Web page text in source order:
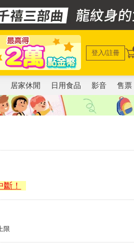
登入/註冊
居家休閒 日用食品 影音 售票
！
限